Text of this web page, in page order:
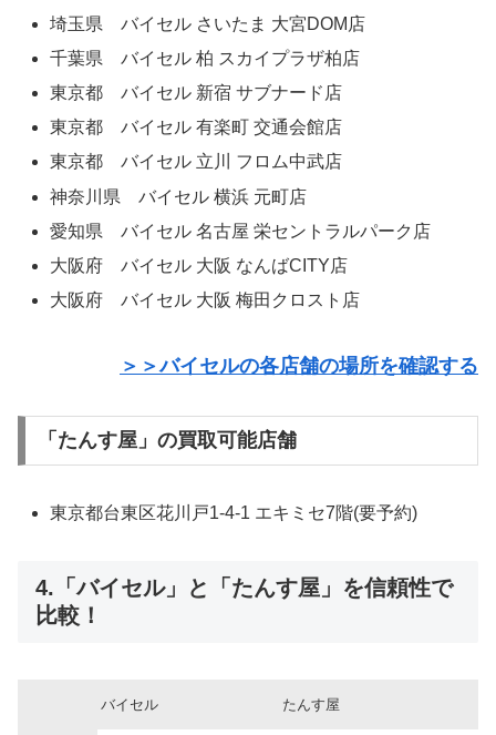
埼玉県 バイセル さいたま 大宮DOM店
千葉県 バイセル 柏 スカイプラザ柏店
東京都 バイセル 新宿 サブナード店
東京都 バイセル 有楽町 交通会館店
東京都 バイセル 立川 フロム中武店
神奈川県 バイセル 横浜 元町店
愛知県 バイセル 名古屋 栄セントラルパーク店
大阪府 バイセル 大阪 なんばCITY店
大阪府 バイセル 大阪 梅田クロスト店
＞＞バイセルの各店舗の場所を確認する
「たんす屋」の買取可能店舗
東京都台東区花川戸1-4-1 エキミセ7階(要予約)
4.「バイセル」と「たんす屋」を信頼性で
比較！
バイセル たんす屋